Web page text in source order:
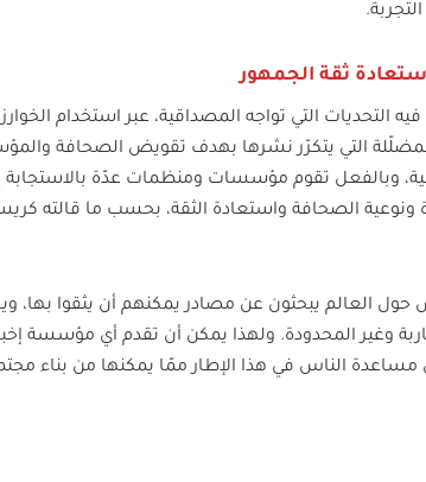
ثقة الجمهور
التحديات التي تواجه المصداقية، عبر استخدام
التي يتكرّر نشرها بهدف تقويض الصحافة
وبالفعل تقوم مؤسسات ومنظمات عدّة بالاستجابة
ونوعية الصحافة واستعادة الثقة، بحسب ما قالته
حول العالم يبحثون عن مصادر يمكنهم أن يثقوا بها،
وغير المحدودة. ولهذا يمكن أن تقدم أي مؤسسة
مساعدة الناس في هذا الإطار ممّا يمكنها من بناء